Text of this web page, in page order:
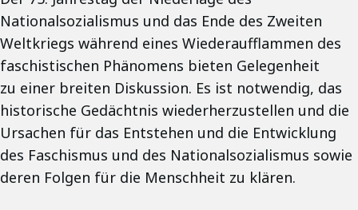
Nationalsozialismus und das Ende des Zweiten
Weltkriegs während eines Wiederaufflammen des
faschistischen Phänomens bieten Gelegenheit
zu einer breiten Diskussion. Es ist notwendig, das
historische Gedächtnis wiederherzustellen und die
Ursachen für das Entstehen und die Entwicklung
des Faschismus und des Nationalsozialismus sowie
deren Folgen für die Menschheit zu klären.